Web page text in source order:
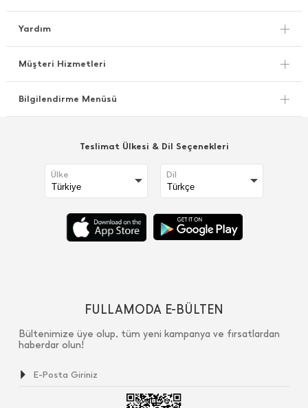
Yardım
Müşteri Hizmetleri
Bilgilendirme Menüsü
Teslimat Ülkesi & Dil Seçenekleri
Ülke Dil
FULLAMODA E-BÜLTEN
Bültenimize üye olup, tüm yeni kampanya ve fırsatlardan
haberdar olun!